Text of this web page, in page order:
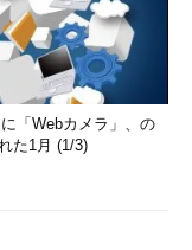
に「Webカメラ」、の
た1月 (1/3)